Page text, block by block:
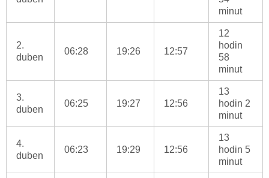
minut
2.
duben
06:28 19:26 12:57
12
hodin
58
minut
3.
duben
06:25 19:27 12:56
13
hodin 2
minut
4.
duben
06:23 19:29 12:56
13
hodin 5
minut